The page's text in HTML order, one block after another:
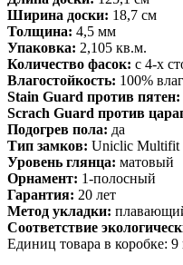
Ширина доски: 18,7 см
Толщина: 4,5 мм
Упаковка: 2,105 кв.м.
Количество фасок: с 4-х
Влагостойкость: 100%
Stain Guard против пятен:
Scrach Guard против
Подогрев пола: да
Тип замков: Uniclic Multifit
Уровень глянца: матовый
Орнамент: 1-полосный
Гарантия: 20 лет
Метод укладки:
Соответствие
Единиц товара в коробке: